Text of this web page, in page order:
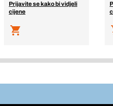
Prijavite se kako bi vidjeli
cijene